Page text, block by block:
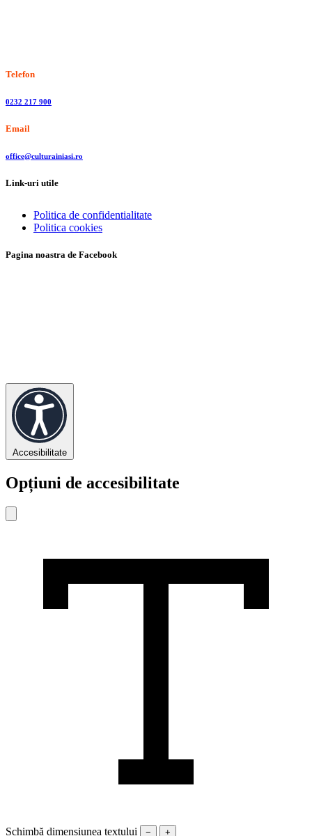
Telefon
0232 217 900
Email
office@culturainiasi.ro
Link-uri utile
Politica de confidentialitate
Politica cookies
Pagina noastra de Facebook
Accesibilitate
Opțiuni de accesibilitate
Schimbă dimensiunea textului − +